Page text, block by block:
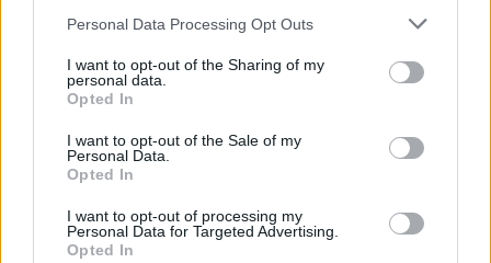
Personal Data Processing Opt Outs
I want to opt-out of the Sharing of my
personal data.
Opted In
I want to opt-out of the Sale of my
Personal Data.
Opted In
I want to opt-out of processing my
Personal Data for Targeted Advertising.
Opted In
Test respiratoire :notamment pour le diagnostic
de l’intolérance au lactose ou au fructose.
Il est important de ne pas faire d’automédication ou
d’éliminer des aliments sans avis médical, afin de ne
pas risquer de carences ou de mal diagnostiquer
Les solutions pour gérer une